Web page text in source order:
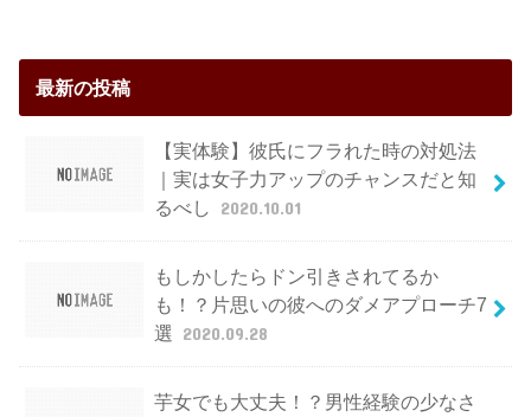
最新の投稿
【実体験】彼氏にフラれた時の対処法
｜実は女子力アップのチャンスだと知
るべし
2020.10.01
もしかしたらドン引きされてるか
も！？片思いの彼へのダメアプローチ7
選 2020.09.28
芋女でも大丈夫！？男性経験の少なさ